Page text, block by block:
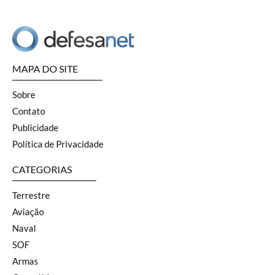
MAPA DO SITE
Sobre
Contato
Publicidade
Política de Privacidade
CATEGORIAS
Terrestre
Aviação
Naval
SOF
Armas